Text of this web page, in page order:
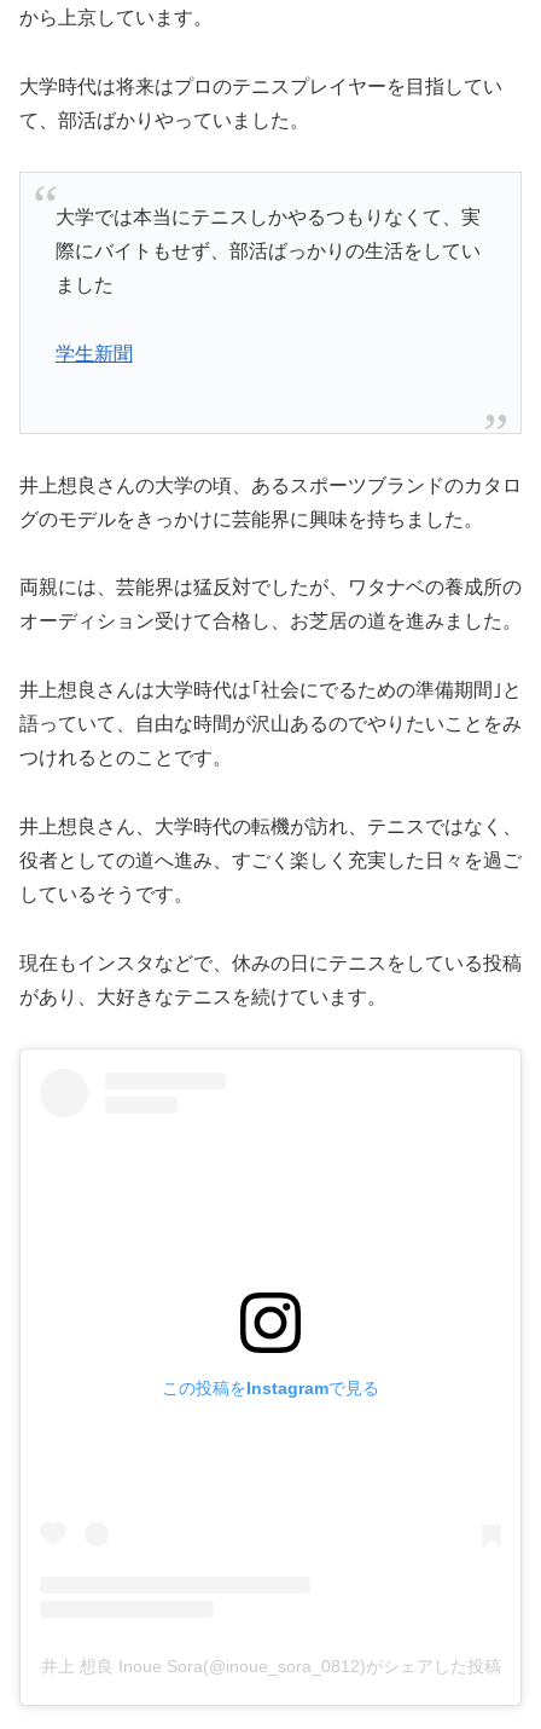
から上京しています。
大学時代は将来はプロのテニスプレイヤーを目指してい
て、部活ばかりやっていました。
大学では本当にテニスしかやるつもりなくて、実
際にバイトもせず、部活ばっかりの生活をしてい
ました
学生新聞
井上想良さんの大学の頃、あるスポーツブランドのカタロ
グのモデルをきっかけに芸能界に興味を持ちました。
両親には、芸能界は猛反対でしたが、ワタナベの養成所の
オーディション受けて合格し、お芝居の道を進みました。
井上想良さんは大学時代は｢社会にでるための準備期間｣と
語っていて、自由な時間が沢山あるのでやりたいことをみ
つけれるとのことです。
井上想良さん、大学時代の転機が訪れ、テニスではなく、
役者としての道へ進み、すごく楽しく充実した日々を過ご
しているそうです。
現在もインスタなどで、休みの日にテニスをしている投稿
があり、大好きなテニスを続けています。
この投稿をInstagramで見る
井上 想良 Inoue Sora(@inoue_sora_0812)がシェアした投稿